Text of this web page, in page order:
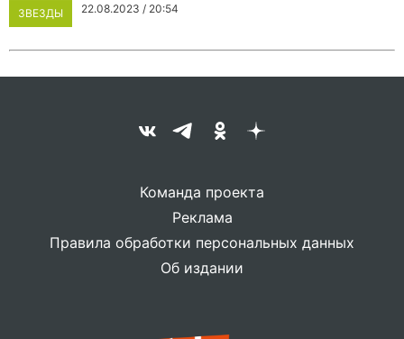
ЗВЕЗДЫ 22.08.2023 / 20:54
Команда проекта
Реклама
Правила обработки персональных данных
Об издании